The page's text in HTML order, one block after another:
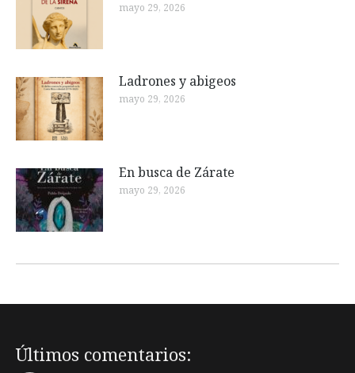
mayo 29, 2026
Ladrones y abigeos
mayo 29, 2026
En busca de Zárate
mayo 29, 2026
Últimos comentarios: